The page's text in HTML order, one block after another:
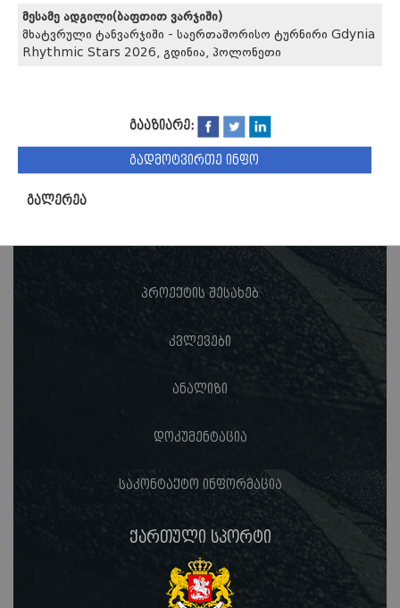
მესამე ადგილი(ბაფთით ვარჯიში)
მხატვრული ტანვარჯიში - საერთაშორისო ტურნირი Gdynia
Rhythmic Stars 2026, გდინია, პოლონეთი
გააზიარე:
გადმოტვირთე ინფო
გალერეა
პროექტის შესახებ
კვლევები
ანალიზი
დოკუმენტაცია
საკონტაქტო ინფორმაცია
ქართული სპორტი